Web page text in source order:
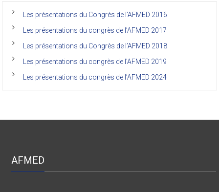
(Afmed/Unikin)
vécu
Les présentations du Congrès de l’AFMED 2016
Les présentations du congrès de l’AFMED 2017
Les présentations du Congrès de l’AFMED 2018
Les présentations du congrès de l’AFMED 2019
Les présentations du congrès de l’AFMED 2024
AFMED